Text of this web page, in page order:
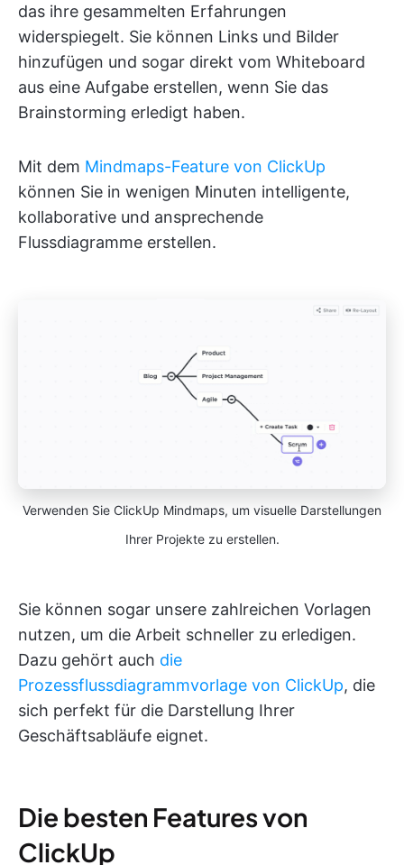
das ihre gesammelten Erfahrungen
widerspiegelt. Sie können Links und Bilder
hinzufügen und sogar direkt vom Whiteboard
aus eine Aufgabe erstellen, wenn Sie das
Brainstorming erledigt haben.
Mit dem Mindmaps-Feature von ClickUp
können Sie in wenigen Minuten intelligente,
kollaborative und ansprechende
Flussdiagramme erstellen.
Verwenden Sie ClickUp Mindmaps, um visuelle Darstellungen
Ihrer Projekte zu erstellen.
Sie können sogar unsere zahlreichen Vorlagen
nutzen, um die Arbeit schneller zu erledigen.
Dazu gehört auch die
Prozessflussdiagrammvorlage von ClickUp, die
sich perfekt für die Darstellung Ihrer
Geschäftsabläufe eignet.
Die besten Features von
ClickUp